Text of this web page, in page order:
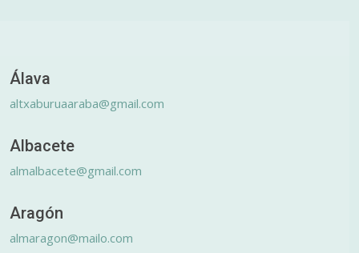
Álava
altxaburuaaraba@gmail.com
Albacete
almalbacete@gmail.com
Aragón
almaragon@mailo.com